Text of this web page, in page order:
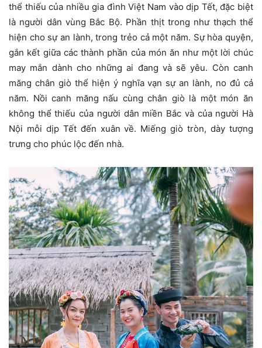
thể thiếu của nhiều gia đình Việt Nam vào dịp Tết, đặc biệt
là người dân vùng Bắc Bộ. Phần thịt trong như thạch thể
hiện cho sự an lành, trong trẻo cả một năm. Sự hòa quyện,
gắn kết giữa các thành phần của món ăn như một lời chúc
may mắn dành cho những ai đang và sẽ yêu. Còn canh
măng chân giò thể hiện ý nghĩa vạn sự an lành, no đủ cả
năm. Nồi canh măng nấu cùng chân giò là một món ăn
không thể thiếu của người dân miền Bắc và của người Hà
Nội mỗi dịp Tết đến xuân về. Miếng giò tròn, dày tượng
trưng cho phúc lộc đến nhà.